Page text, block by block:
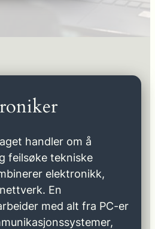
handler om å
feilsøke tekniske
elektronikk,
En
med alt fra PC-er